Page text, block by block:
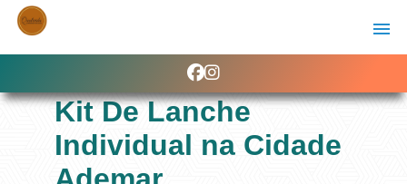
Kit De Lanche
Individual na Cidade